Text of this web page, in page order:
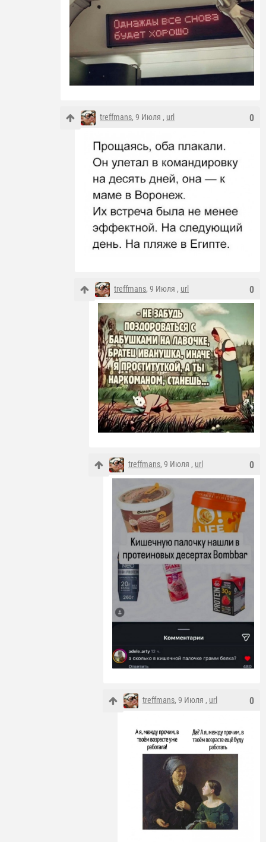
0
treffmans, 9 Июля , url
0
treffmans, 9 Июля , url
0
treffmans, 9 Июля , url
0
treffmans, 9 Июля , url